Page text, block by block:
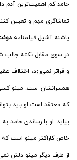
حامد کم اهمیت‌ترین آدم
تماشاگری مهم و تعیین
پاشنه آشیل فیلمنامه
در سوی مقابل نکته جالب
و فراتر نمی‌رود، اختلاف
همسرانشان است. مینو
که معتقد است او باید
بیاید. او با رساندن حامد
خاص کاراکتر مینو است
از طرف دیگر مینو دلش